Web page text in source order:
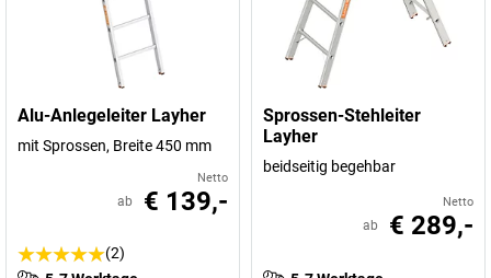
Alu-Anlegeleiter Layher
mit Sprossen, Breite 450 mm
Netto
ab € 139,-
(2)
Sprossen-Stehleiter
Layher
beidseitig begehbar
Netto
ab € 289,-